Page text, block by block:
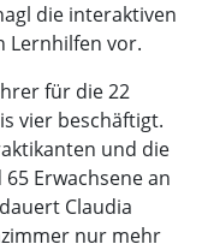
die interaktiven
Lernhilfen vor.
für die 22
vier beschäftigt.
und die
Erwachsene an
Claudia
nur mehr